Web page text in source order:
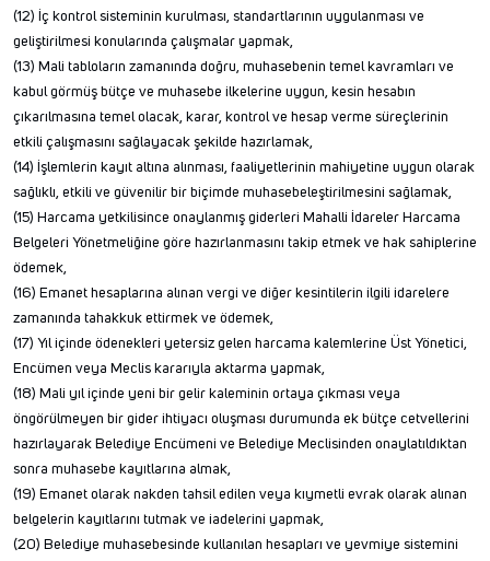
(12) İç kontrol sisteminin kurulması, standartlarının uygulanması ve
geliştirilmesi konularında çalışmalar yapmak,
(13) Mali tabloların zamanında doğru, muhasebenin temel kavramları ve
kabul görmüş bütçe ve muhasebe ilkelerine uygun, kesin hesabın
çıkarılmasına temel olacak, karar, kontrol ve hesap verme süreçlerinin
etkili çalışmasını sağlayacak şekilde hazırlamak,
(14) İşlemlerin kayıt altına alınması, faaliyetlerinin mahiyetine uygun olarak
sağlıklı, etkili ve güvenilir bir biçimde muhasebeleştirilmesini sağlamak,
(15) Harcama yetkilisince onaylanmış giderleri Mahalli İdareler Harcama
Belgeleri Yönetmeliğine göre hazırlanmasını takip etmek ve hak sahiplerine
ödemek,
(16) Emanet hesaplarına alınan vergi ve diğer kesintilerin ilgili idarelere
zamanında tahakkuk ettirmek ve ödemek,
(17) Yıl içinde ödenekleri yetersiz gelen harcama kalemlerine Üst Yönetici,
Encümen veya Meclis kararıyla aktarma yapmak,
(18) Mali yıl içinde yeni bir gelir kaleminin ortaya çıkması veya
öngörülmeyen bir gider ihtiyacı oluşması durumunda ek bütçe cetvellerini
hazırlayarak Belediye Encümeni ve Belediye Meclisinden onaylatıldıktan
sonra muhasebe kayıtlarına almak,
(19) Emanet olarak nakden tahsil edilen veya kıymetli evrak olarak alınan
belgelerin kayıtlarını tutmak ve iadelerini yapmak,
(20) Belediye muhasebesinde kullanılan hesapları ve yevmiye sistemini